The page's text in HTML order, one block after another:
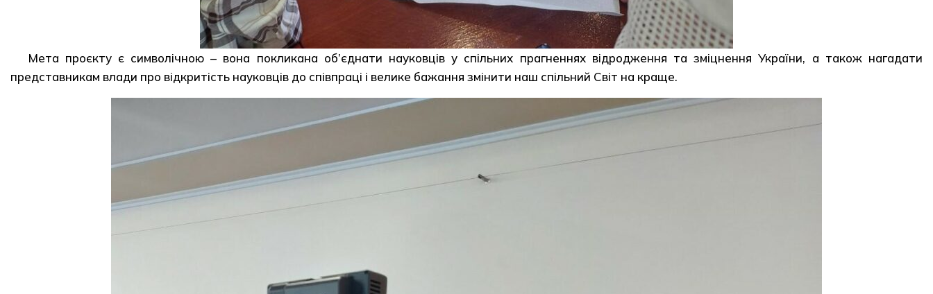
Мета проєкту є символічною – вона покликана об’єднати науковців у спільних прагненнях відродження та зміцнення України, а також нагадати
представникам влади про відкритість науковців до співпраці і велике бажання змінити наш спільний Світ на краще.